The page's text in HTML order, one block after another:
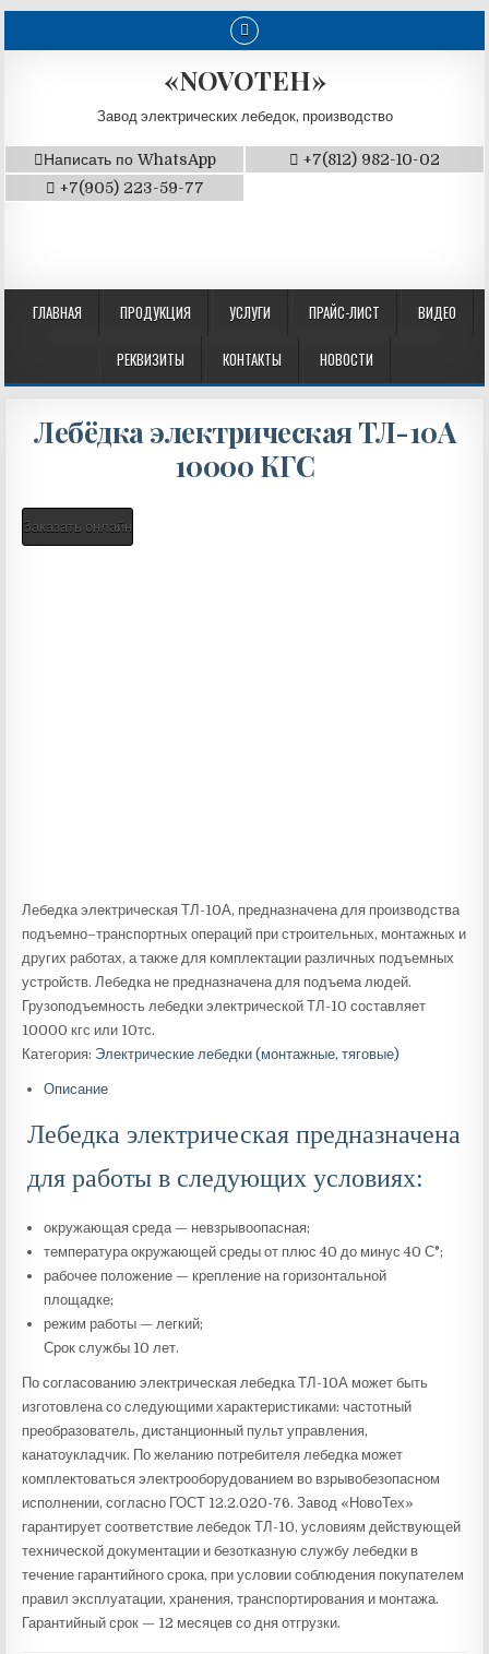
«NOVOTEH»
Завод электрических лебедок, производство
Написать по WhatsApp
+7(812) 982-10-02
+7(905) 223-59-77
ГЛАВНАЯ ПРОДУКЦИЯ УСЛУГИ ПРАЙС-ЛИСТ ВИДЕО
РЕКВИЗИТЫ КОНТАКТЫ НОВОСТИ
Лебёдка электрическая ТЛ-10А
10000 КГС
Заказать онлайн
Лебедка электрическая ТЛ-10А, предназначена для производства
подъемно–транспортных операций при строительных, монтажных и
других работах, а также для комплектации различных подъемных
устройств. Лебедка не предназначена для подъема людей.
Грузоподъемность лебедки электрической ТЛ-10 составляет
10000 кгс или 10тс.
Категория: Электрические лебедки (монтажные, тяговые)
Описание
Лебедка электрическая предназначена
для работы в следующих условиях:
окружающая среда — невзрывоопасная;
температура окружающей среды от плюс 40 до минус 40 С°;
рабочее положение — крепление на горизонтальной
площадке;
режим работы — легкий;
Срок службы 10 лет.
По согласованию электрическая лебедка ТЛ-10А может быть
изготовлена со следующими характеристиками: частотный
преобразователь, дистанционный пульт управления,
канатоукладчик. По желанию потребителя лебедка может
комплектоваться электрооборудованием во взрывобезопасном
исполнении, согласно ГОСТ 12.2.020-76. Завод «НовоТех»
гарантирует соответствие лебедок ТЛ-10, условиям действующей
технической документации и безотказную службу лебедки в
течение гарантийного срока, при условии соблюдения покупателем
правил эксплуатации, хранения, транспортирования и монтажа.
Гарантийный срок — 12 месяцев со дня отгрузки.